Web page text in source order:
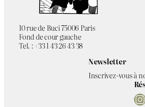
10 rue de Buci 75006 Paris
Fond de cour gauche
Tel. : +33 1 43 26 43 38
Newsletter
Inscrivez-vous à
Instagram